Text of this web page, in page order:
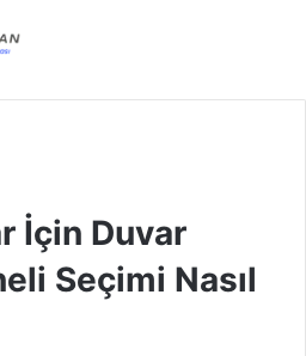
İçin Duvar
Seçimi Nasıl